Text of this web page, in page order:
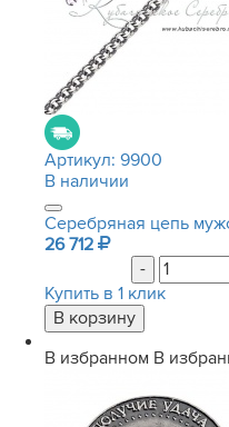
Артикул: 9900
В наличии
Серебряная цепь
26 712
-
Купить в 1 клик
В избранном В